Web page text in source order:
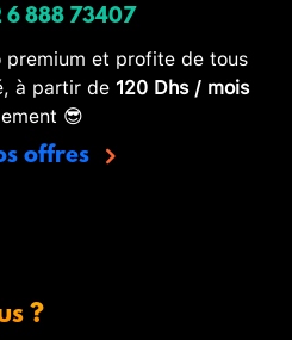
6 888 73407
et profite de tous
à partir de 120 Dhs / mois
😎
offres
?